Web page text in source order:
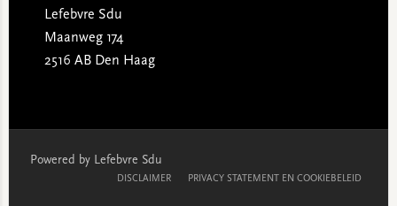
Lefebvre Sdu
Maanweg 174
2516 AB Den Haag
Powered by Lefebvre Sdu
DISCLAIMER PRIVACY STATEMENT EN COOKIEBELEID